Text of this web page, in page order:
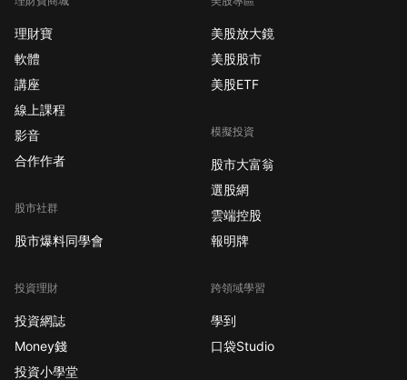
理財寶
軟體
講座
線上課程
影音
合作作者
股市社群
股市爆料同學會
投資理財
投資網誌
Money錢
投資小學堂
美股放大鏡
美股股市
美股ETF
模擬投資
股市大富翁
選股網
雲端控股
報明牌
跨領域學習
學到
口袋Studio